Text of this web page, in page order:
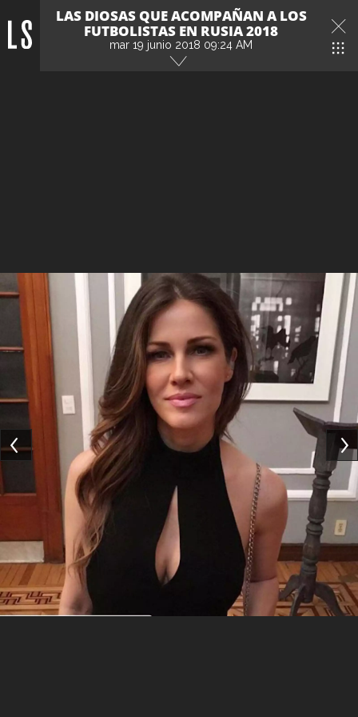
LAS DIOSAS QUE ACOMPAÑAN A LOS
FUTBOLISTAS EN RUSIA 2018
mar 19 junio 2018 09:24 AM